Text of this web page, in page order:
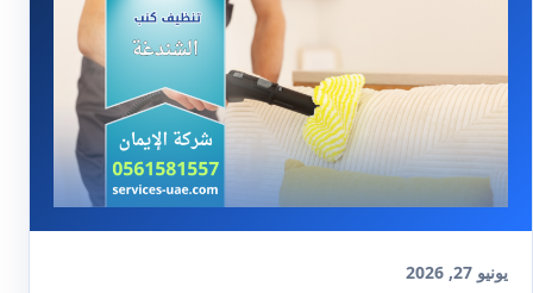
يونيو 27, 2026